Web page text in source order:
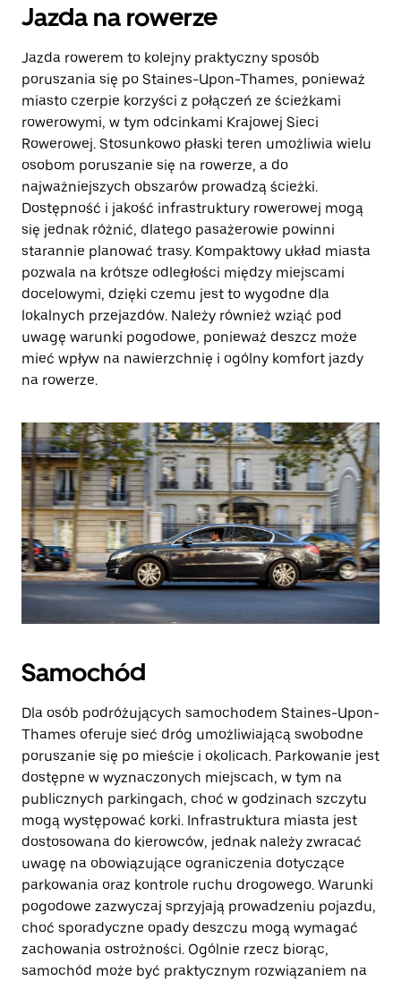
Jazda na rowerze
Jazda rowerem to kolejny praktyczny sposób
poruszania się po Staines-Upon-Thames, ponieważ
miasto czerpie korzyści z połączeń ze ścieżkami
rowerowymi, w tym odcinkami Krajowej Sieci
Rowerowej. Stosunkowo płaski teren umożliwia wielu
osobom poruszanie się na rowerze, a do
najważniejszych obszarów prowadzą ścieżki.
Dostępność i jakość infrastruktury rowerowej mogą
się jednak różnić, dlatego pasażerowie powinni
starannie planować trasy. Kompaktowy układ miasta
pozwala na krótsze odległości między miejscami
docelowymi, dzięki czemu jest to wygodne dla
lokalnych przejazdów. Należy również wziąć pod
uwagę warunki pogodowe, ponieważ deszcz może
mieć wpływ na nawierzchnię i ogólny komfort jazdy
na rowerze.
Samochód
Dla osób podróżujących samochodem Staines-Upon-
Thames oferuje sieć dróg umożliwiającą swobodne
poruszanie się po mieście i okolicach. Parkowanie jest
dostępne w wyznaczonych miejscach, w tym na
publicznych parkingach, choć w godzinach szczytu
mogą występować korki. Infrastruktura miasta jest
dostosowana do kierowców, jednak należy zwracać
uwagę na obowiązujące ograniczenia dotyczące
parkowania oraz kontrole ruchu drogowego. Warunki
pogodowe zazwyczaj sprzyjają prowadzeniu pojazdu,
choć sporadyczne opady deszczu mogą wymagać
zachowania ostrożności. Ogólnie rzecz biorąc,
samochód może być praktycznym rozwiązaniem na